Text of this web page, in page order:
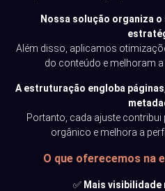
Nossa solução organiza
Além disso, aplicamos
do conteúdo e melhoram
A estruturação engloba
Portanto, cada ajuste
orgânico e melhora a
O que oferecemos na
✅ Mais visibilidade